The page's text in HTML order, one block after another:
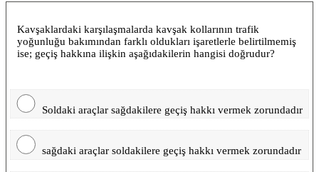
Kavşaklardaki karşılaşmalarda kavşak kollarının trafik
yoğunluğu bakımından farklı oldukları işaretlerle belirtilmemiş
ise; geçiş hakkına ilişkin aşağıdakilerin hangisi doğrudur?
Soldaki araçlar sağdakilere geçiş hakkı vermek zorundadır
sağdaki araçlar soldakilere geçiş hakkı vermek zorundadır